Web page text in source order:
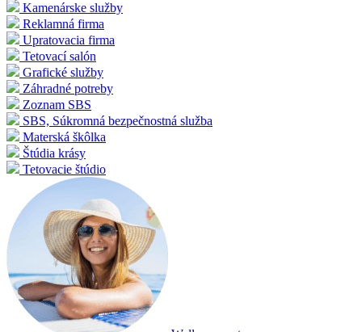
Kamenárske služby
Reklamná firma
Upratovacia firma
Tetovací salón
Grafické služby
Záhradné potreby
Zoznam SBS
SBS, Súkromná bezpečnostná služba
Materská škôlka
Štúdia krásy
Tetovacie štúdio